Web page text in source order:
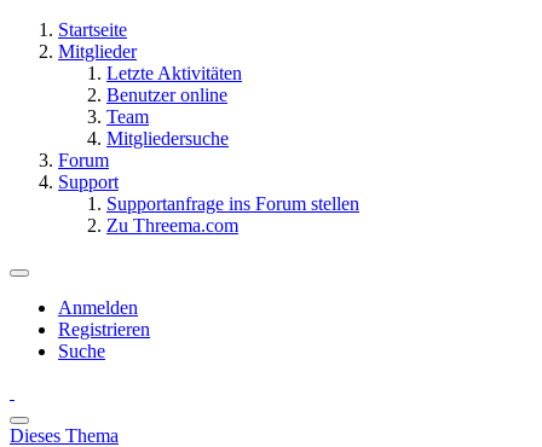
Startseite
Mitglieder
Letzte Aktivitäten
Benutzer online
Team
Mitgliedersuche
Forum
Support
Supportanfrage ins Forum stellen
Zu Threema.com
Anmelden
Registrieren
Suche
Dieses Thema